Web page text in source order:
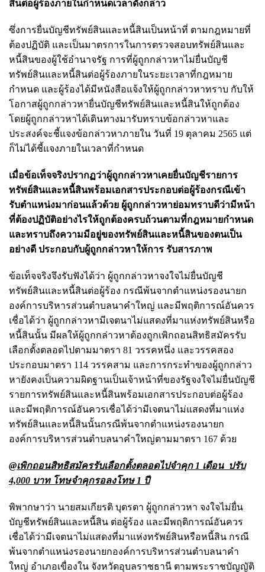
สินต่อผู้ร้องภายในกำหนดเวลาดังกล่าว
ซึ่งการยื่นบัญชีทรัพย์สินและหนี้สินเป็นหน้าที่ ตามกฎหมายที่
ต้องปฏิบัติ และเป็นมาตรการในการตรวจสอบทรัพย์สินและ
หนี้สินของผู้ใช้อำนาจรัฐ การที่ผู้ถูกกล่าวหาไม่ยื่นบัญชี
ทรัพย์สินและหนี้สินต่อผู้ร้องภายในระยะเวลาที่กฎหมาย
กำหนด และผู้ร้องได้มีหนังสือแจ้งให้ผู้ถูกกล่าวหาทราบ กับให้
โอกาสผู้ถูกกล่าวหายื่นบัญชีทรัพย์สินและหนี้สินให้ถูกต้อง
โดยผู้ถูกกล่าวหาได้เดินทางมารับทราบข้อกล่าวหาและ
ประสงค์จะชี้แจงข้อกล่าวหาภายใน วันที่ 19 ตุลาคม 2565 แต่
ก็ไม่ได้ชี้แจงภายในเวลาที่กำหนด
เมื่อข้อเท็จจริงปรากฏว่าผู้ถูกกล่าวหาเคยยื่นบัญชีรายการ
ทรัพย์สินและหนี้สินพร้อมเอกสารประกอบต่อผู้ร้องกรณีเข้า
รับตำแหน่งมาก่อนแล้วด้วย ผู้ถูกกล่าวหาย่อมทราบดีว่ามีหน้า
ที่ต้องปฏิบัติอย่างไรให้ถูกต้องครบถ้วนตามที่กฎหมายกำหนด
และทราบถึงความมีอยู่ของทรัพย์สินและหนี้สินของตนเป็น
อย่างดี ประกอบกับผู้ถูกกล่าวหาให้การ รับสารภาพ
ข้อเท็จจริงจึงรับฟังได้ว่า ผู้ถูกกล่าวหาจงใจไม่ยื่นบัญชี
ทรัพย์สินและหนี้สินต่อผู้ร้อง กรณีพ้นจากตำแหน่งรองนายก
องค์การบริหารส่วนตำบลนาคำใหญ่ และมีพฤติการณ์อันควร
เชื่อได้ว่า ผู้ถูกกล่าวหามีเจตนาไม่แสดงที่มาแห่งทรัพย์สินหรือ
หนี้สินนั้น มีผลให้ผู้ถูกกล่าวหาต้องถูกเพิกถอนสิทธิสมัครรับ
เลือกตั้งตลอดไปตามมาตรา 81 วรรคหนึ่ง และวรรคสอง
ประกอบมาตรา 114 วรรคสาม และการกระทำของผู้ถูกกล่าว
หายังคงเป็นความผิดฐานเป็นเจ้าหน้าที่ของรัฐจงใจไม่ยื่นบัญชี
รายการทรัพย์สินและหนี้สินพร้อมเอกสารประกอบต่อผู้ร้อง
และมีพฤติการณ์อันควรเชื่อได้ว่ามีเจตนาไม่แสดงที่มาแห่ง
ทรัพย์สินและหนี้สินนั้นกรณีพ้นจากตำแหน่งรองนายก
องค์การบริหารส่วนตำบลนาคำใหญ่ตามมาตรา 167 ด้วย
@เพิกถอนสิทธิสมัครรับเลือกตั้งตลอดไปจำคุก 1 เดือน ปรับ
4,000 บาท โทษจำคุกรอลงโทษ 1 ปี
พิพากษาว่า นายสมเกียรติ บุตรตา ผู้ถูกกล่าวหา จงใจไม่ยื่น
บัญชีทรัพย์สินและหนี้สิน ต่อผู้ร้อง และมีพฤติการณ์อันควร
เชื่อได้ว่ามีเจตนาไม่แสดงที่มาแห่งทรัพย์สินหรือหนี้สิน กรณี
พ้นจากตำแหน่งรองนายกองค์การบริหารส่วนตำบลนาคำ
ใหญ่ อำเภอเขื่องใน จังหวัดอุบลราชธานี ตามพระราชบัญญัติ